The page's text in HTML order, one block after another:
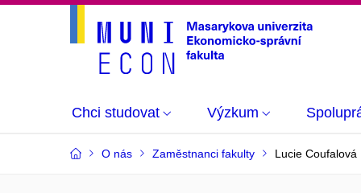
Chci studovat Výzkum
O nás Zaměstnanci fakulty Lucie Coufalová